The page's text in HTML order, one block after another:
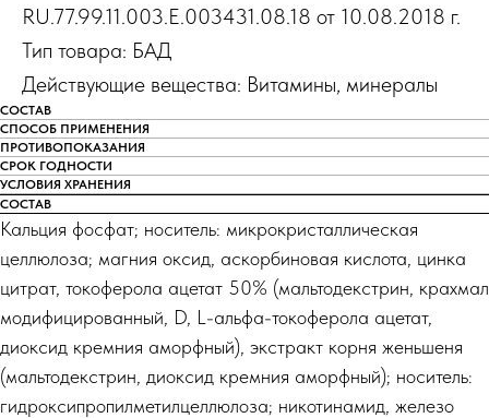
RU.77.99.11.003.Е.003431.08.18 от 10.08.2018 г.
Тип товара: БАД
Действующие вещества: Витамины, минералы
СОСТАВ
СПОСОБ ПРИМЕНЕНИЯ
ПРОТИВОПОКАЗАНИЯ
СРОК ГОДНОСТИ
УСЛОВИЯ ХРАНЕНИЯ
СОСТАВ
Кальция фосфат; носитель: микрокристаллическая
целлюлоза; магния оксид, аскорбиновая кислота, цинка
цитрат, токоферола ацетат 50% (мальтодекстрин, крахмал
модифицированный, D, L-альфа-токоферола ацетат,
диоксид кремния аморфный), экстракт корня женьшеня
(мальтодекстрин, диоксид кремния аморфный); носитель:
гидроксипропилметилцеллюлоза; никотинамид, железо